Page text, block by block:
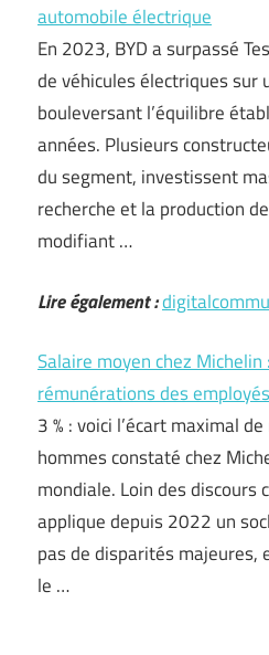
automobile électrique
En 2023, BYD a surpassé
de véhicules électriques sur
bouleversant l’équilibre
années. Plusieurs
du segment, investissent
recherche et la production
modifiant …
Lire également :
Salaire moyen chez
rémunérations des employés
3 % : voici l’écart maximal
hommes constaté chez
mondiale. Loin des discours
applique depuis 2022 un
pas de disparités majeures,
le …